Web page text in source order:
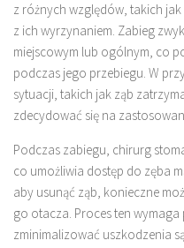
z różnych względów, takich
z ich wyrzynaniem. Zabieg
miejscowym lub ogólnym, co
podczas jego przebiegu. W
sytuacji, takich jak ząb
zdecydować się na
Podczas zabiegu, chirurg
co umożliwia dostęp do zęba
aby usunąć ząb, konieczne
go otacza. Proces ten
zminimalizować uszkodzenia